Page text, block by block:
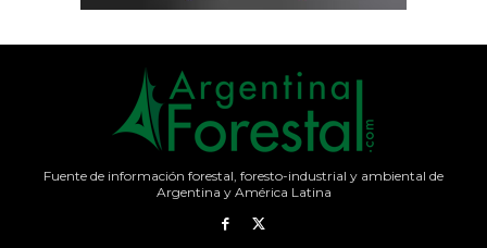
Fuente de información forestal, foresto-industrial y ambiental de
Argentina y América Latina